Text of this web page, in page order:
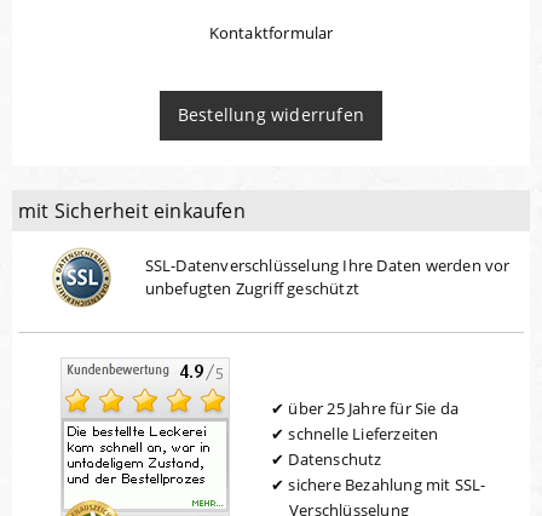
Kontaktformular
Bestellung widerrufen
mit Sicherheit einkaufen
SSL-Datenverschlüsselung Ihre Daten werden vor
unbefugten Zugriff geschützt
über 25 Jahre für Sie da
schnelle Lieferzeiten
Datenschutz
sichere Bezahlung mit SSL-
Verschlüsselung